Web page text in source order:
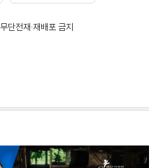
전재·재배포 금지